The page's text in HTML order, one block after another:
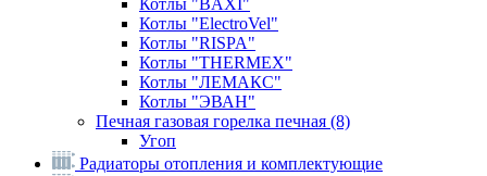
Котлы "BAXI"
Котлы "ElectroVel"
Котлы "RISPA"
Котлы "THERMEX"
Котлы "ЛЕМАКС"
Котлы "ЭВАН"
Печная газовая горелка печная (8)
Угоп
Радиаторы отопления и комплектующие